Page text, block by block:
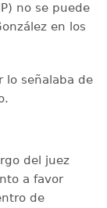
no se puede
en los
lo señalaba de
del juez
a favor
de